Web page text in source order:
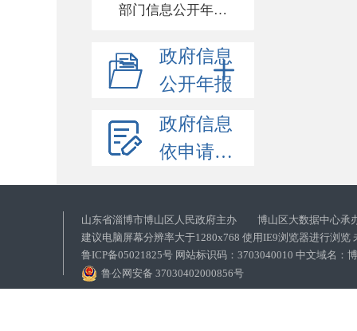
部门信息公开年度报告
政府信息
公开年报
政府信息
依申请公开
山东省淄博市博山区人民政府主办 博山区大数据中心承
建议电脑屏幕分辨率大于1280x768 使用IE9浏览器进行浏览
鲁ICP备05021825号 网站标识码：3703040010 中文域名：
鲁公网安备 37030402000856号